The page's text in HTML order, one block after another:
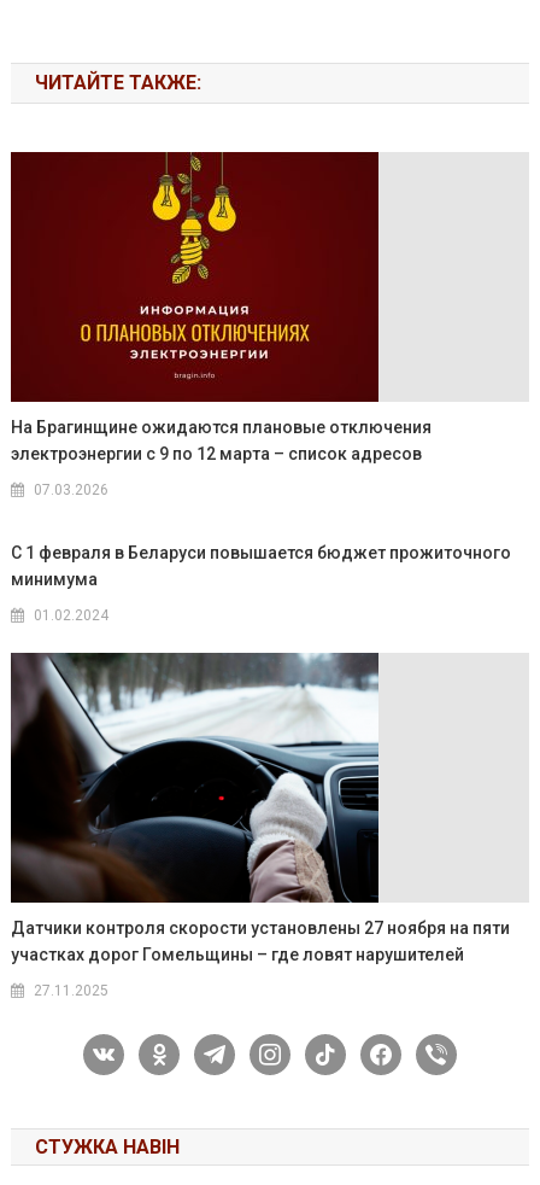
ЧИТАЙТЕ ТАКЖЕ:
На Брагинщине ожидаются плановые отключения
электроэнергии с 9 по 12 марта – список адресов
07.03.2026
С 1 февраля в Беларуси повышается бюджет прожиточного
минимума
01.02.2024
Датчики контроля скорости установлены 27 ноября на пяти
участках дорог Гомельщины – где ловят нарушителей
27.11.2025
vkontakteodnoklassniki
telegraminstagram
tiktok facebook
viber
СТУЖКА НАВІН